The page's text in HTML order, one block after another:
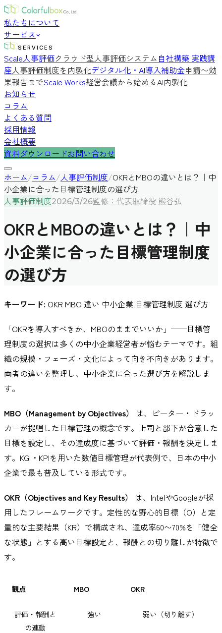
私たちについて
サービス
SERVICES
Scale人事評価クラウド型人事評価システム 自社構築 実践講
座人事評価制度を内製化デジタル化・AI導入補助金申請〜効
果報告までScale Works経営会議から始めるAI内製化
お知らせ
コラム
よくある質問
採用情報
会社概要
資料ダウンロードお問い合わせ
ホーム/コラム/人事評価制度/OKRとMBOの違いとは？｜中
小企業に合った目標管理制度の選び方
人事評価制度2026/3/26監修：代表取締役 熊谷弘
OKRとMBOの違いとは？｜中
小企業に合った目標管理制度
の選び方
キーワード: OKR MBO 違い 中小企業 目標管理制度 選び方
「OKRを導入すべきか、MBOのままでいいか」——目標管
理制度の選択は多くの中小企業経営者が悩むテーマです。組
織の規模・フェーズ・文化によって向き不向きがあります。
両者の違いを整理し、中小企業に合った選び方を解説しま
す。
MBO（Management by Objectives）
は、ピーター・ドラッ
カーが提唱した目標管理の概念です。上司と部下が合意した
目標を設定し、その達成度に基づいて評価・報酬を決定しま
す。KGI・KPIを用いた数値目標管理が代表例で、日本の中小
企業で最も普及している形式です。
OKR（Objectives and Key Results）
は、IntelやGoogleが採
用したフレームワークです。定性的な野心的目標（O）と定
量的な主要結果（KR）で構成され、達成率60〜70%を「健全
な状態」とする高い目標設定と、報酬との切り離しが特徴で
す。
観点 MBO OKR
評価・報酬と
の連動
強い 弱い（切り離す）